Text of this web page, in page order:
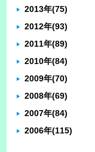
2013年(75)
2012年(93)
2011年(89)
2010年(84)
2009年(70)
2008年(69)
2007年(84)
2006年(115)